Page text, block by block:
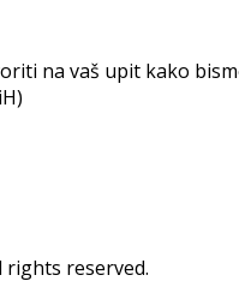
na vaš upit kako
rights reserved.